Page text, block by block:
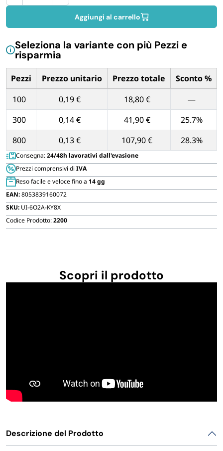
Sottovuoto
30x40
quantità
Aggiungi al carrello
Seleziona la variante con più Pezzi e
risparmia
Tabella dei prezzi unitari in base alla quantità di Pezzi
Pezzi Prezzo unitario Prezzo totale
Sconto %
100
0,19 € 18,80 €
—
300
0,14 € 41,90 €
25.7%
800
0,13 € 107,90 € 28.3%
Consegna:24/48h lavorativi dall'evasione
Prezzi comprensivi di IVA
Reso facile e veloce fino a 14 gg
EAN:8053839160072
SKU: UI-6O2A-KY8X
Codice Prodotto:2200
Scopri il prodotto
Descrizione del Prodotto